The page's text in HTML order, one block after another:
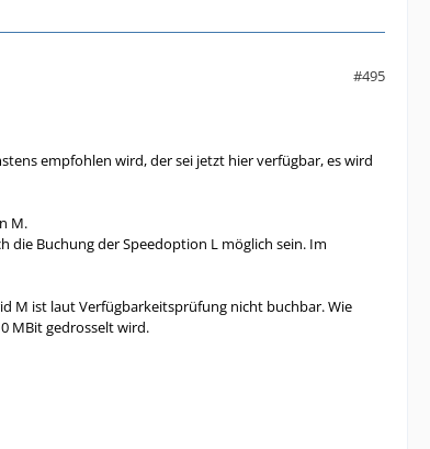
#495
empfohlen wird, der sei jetzt hier verfügbar, es wird
M.
Buchung der Speedoption L möglich sein. Im
M ist laut Verfügbarkeitsprüfung nicht buchbar. Wie
MBit gedrosselt wird.